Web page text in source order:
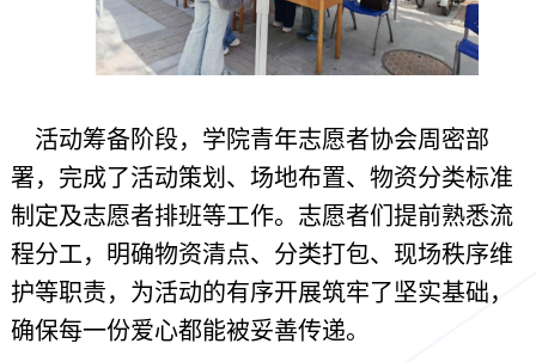
活动筹备阶段，学院青年志愿者协会周密部
署，完成了活动策划、场地布置、物资分类标准
制定及志愿者排班等工作。志愿者们提前熟悉流
程分工，明确物资清点、分类打包、现场秩序维
护等职责，为活动的有序开展筑牢了坚实基础，
确保每一份爱心都能被妥善传递。